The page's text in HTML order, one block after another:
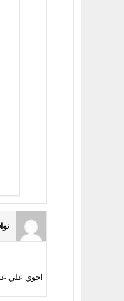
اخوي علي